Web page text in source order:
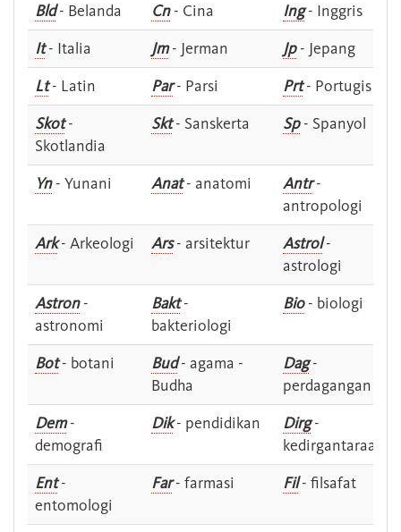
Bld- Belanda Cn- Cina Ing- Inggris
It- Italia Jm- Jerman Jp- Jepang
Lt- Latin Par- Parsi Prt- Portugis
Skot-
Skotlandia
Skt- Sanskerta Sp- Spanyol
Yn- Yunani Anat- anatomi Antr-
antropologi
Ark- Arkeologi Ars- arsitektur Astrol-
astrologi
Astron-
astronomi
Bakt-
bakteriologi
Bio- biologi
Bot- botani Bud- agama -
Budha
Dag-
perdagangan
Dem-
demografi
Dik- pendidikan Dirg-
kedirgantaraan
Ent-
entomologi
Far- farmasi Fil- filsafat